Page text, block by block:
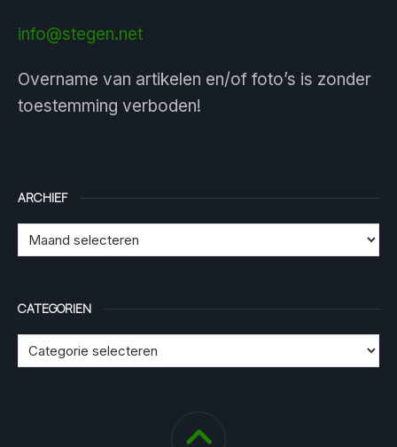
info@stegen.net
Overname van artikelen en/of foto’s is zonder
toestemming verboden!
ARCHIEF
CATEGORIEN